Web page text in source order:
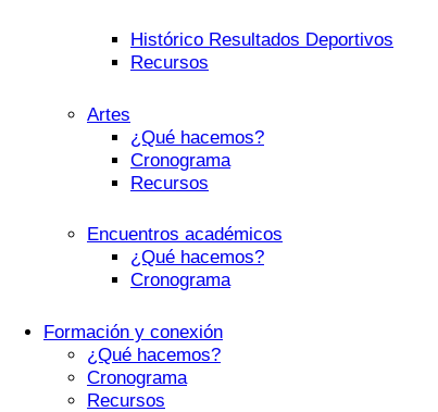
Histórico Resultados Deportivos
Recursos
Artes
¿Qué hacemos?
Cronograma
Recursos
Encuentros académicos
¿Qué hacemos?
Cronograma
Formación y conexión
¿Qué hacemos?
Cronograma
Recursos